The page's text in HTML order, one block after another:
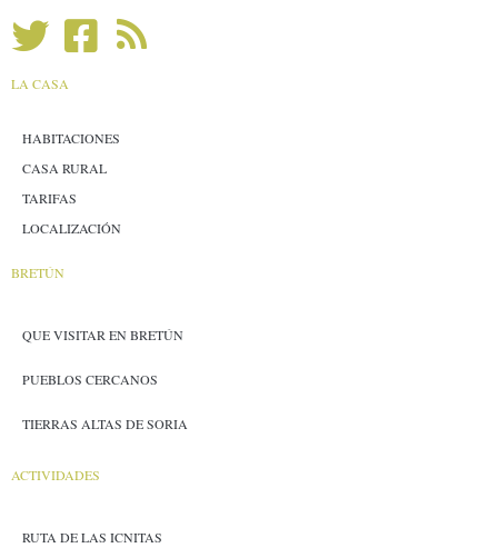
LA CASA
HABITACIONES
CASA RURAL
TARIFAS
LOCALIZACIÓN
BRETÚN
QUE VISITAR EN BRETÚN
PUEBLOS CERCANOS
TIERRAS ALTAS DE SORIA
ACTIVIDADES
RUTA DE LAS ICNITAS